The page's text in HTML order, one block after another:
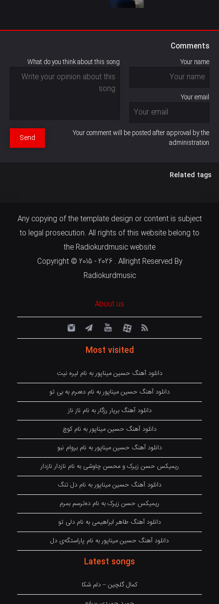
Comments
Your name
Your email
What do you think about this song
Your comment will be posted after approval by the
administration
Send
Related tags
Any copying of the template design or content is subject
to legal prosecution. All rights of this website belong to
the Radiokurdmusic website
Copyright © 2015 - 2026 . Allright Reserved By
Radiokurdmusic
About us
Most visited
دانلود آهنگ حسین میناپور به نام لیره نیت
دانلود آهنگ حسین میناپور به نام دەمرم بە بی تو
دانلود آهنگ بریار رزگار به نام ناز ناز
دانلود آهنگ حسین میناپور به نام کوچ
دانلود آهنگ حسین میناپور به نام بروام نبو
ریمیکس حسن زیرک و محسن چاوشی به نام نازدار نازدار
دانلود آهنگ حسین میناپور به نام دل تنگ
ریمیکس حسن زیرک به نام دەترسم بمرم
دانلود آهنگ طاهر ابراهیمی به نام دلی تو
دانلود آهنگ حسین میناپور به نام پاراستگەی دل
Latest songs
کمال گلچین – دلم شکا